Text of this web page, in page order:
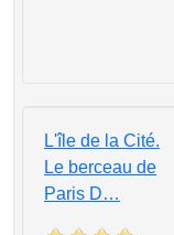
L'île de la Cité.
Le berceau de
Paris D…